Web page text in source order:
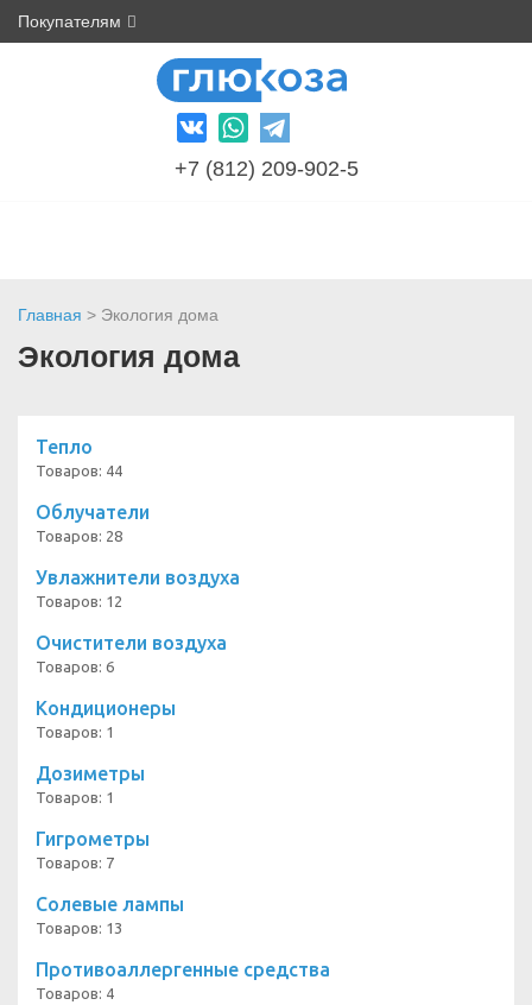
Покупателям
+7 (812) 209-902-5
Главная > Экология дома
Экология дома
Тепло
Товаров: 44
Облучатели
Товаров: 28
Увлажнители воздуха
Товаров: 12
Очистители воздуха
Товаров: 6
Кондиционеры
Товаров: 1
Дозиметры
Товаров: 1
Гигрометры
Товаров: 7
Солевые лампы
Товаров: 13
Противоаллергенные средства
Товаров: 4